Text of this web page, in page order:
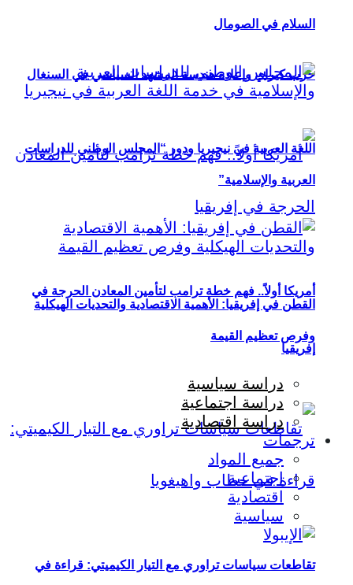
حزب كيراي وإعادة هندسة المشهد السياسي في السنغال
أمريكا أولاً.. فهم خطة ترامب لتأمين المعادن الحرجة في
إفريقيا
تقاطعات سياسات تراوري مع التيار الكيميتي: قراءة في
السلام في الصومال
اللغة العربية في نيجيريا ودور “المجلس الوطني للدراسات
العربية والإسلامية”
القطن في إفريقيا: الأهمية الاقتصادية والتحديات الهيكلية
وفرص تعظيم القيمة
دراسة سياسية
دراسة اجتماعية
دراسة اقتصادية
ترجمات
جميع المواد
اجتماعية
اقتصادية
سياسية